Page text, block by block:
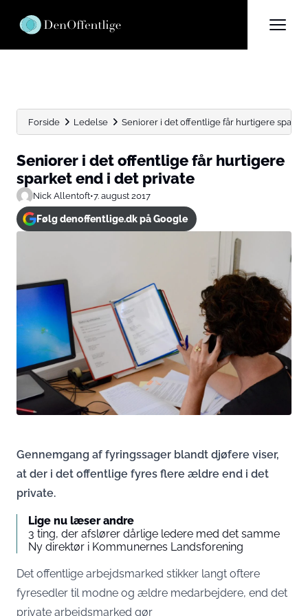
Forside Ledelse Seniorer i det offentlige får hurtigere sparket
Seniorer i det offentlige får hurtigere
sparket end i det private
Nick Allentoft•7. august 2017
Følg denoffentlige.dk på Google
Gennemgang af fyringssager blandt djøfere viser,
at der i det offentlige fyres flere ældre end i det
private.
Lige nu læser andre
3 ting, der afslører dårlige ledere med det samme
Ny direktør i Kommunernes Landsforening
Det offentlige arbejdsmarked stikker langt oftere
fyresedler til modne og ældre medarbejdere, end det
private arbejdsmarked gør